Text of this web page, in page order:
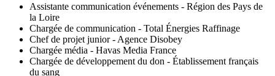
Assistante communication événements - Région des Pays de
la Loire
Chargée de communication - Total Énergies Raffinage
Chef de projet junior - Agence Disobey
Chargée média - Havas Media France
Chargée de développement du don - Établissement français
du sang